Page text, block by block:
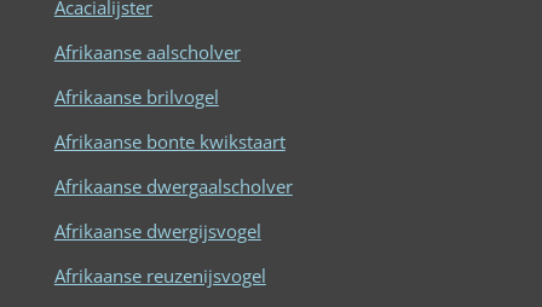
Acacialijster
Afrikaanse aalscholver
Afrikaanse brilvogel
Afrikaanse bonte kwikstaart
Afrikaanse dwergaalscholver
Afrikaanse dwergijsvogel
Afrikaanse reuzenijsvogel